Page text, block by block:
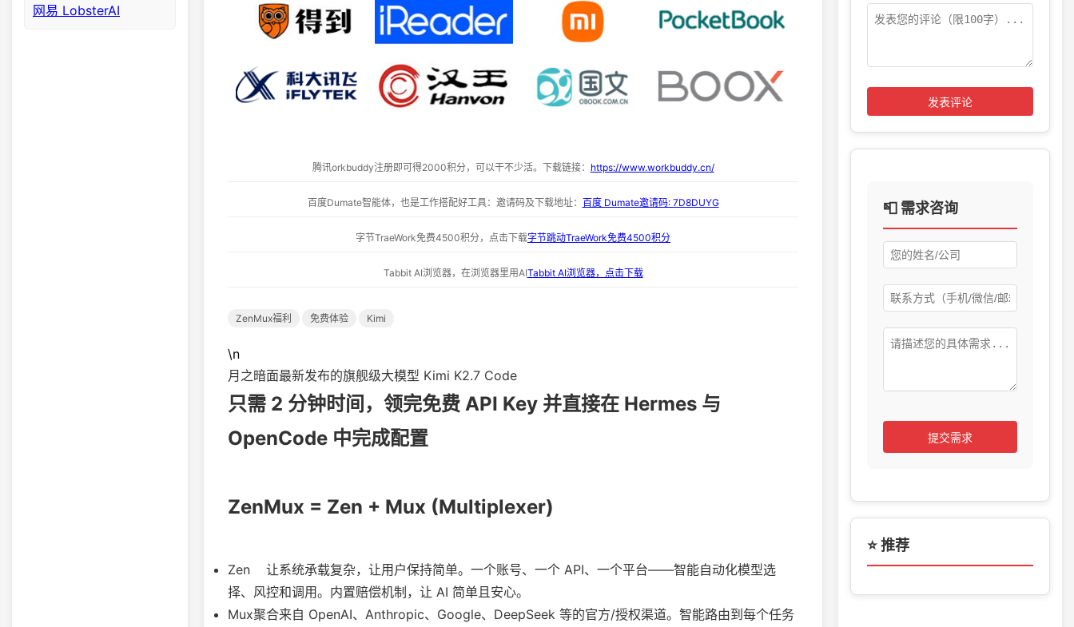
网易 LobsterAI
腾讯orkbuddy注册即可得2000积分，可以干不少活。下载链接： https://www.workbuddy.cn/
百度Dumate智能体，也是工作搭配好工具：邀请码及下载地址： 百度 Dumate邀请码: 7D8DUYG
字节TraeWork免费4500积分，点击下载字节跳动TraeWork免费4500积分
Tabbit AI浏览器，在浏览器里用AITabbit AI浏览器，点击下载
ZenMux福利 免费体验 Kimi
\n
月之暗面最新发布的旗舰级大模型 Kimi K2.7 Code
只需 2 分钟时间，领完免费 API Key 并直接在 Hermes 与
OpenCode 中完成配置
ZenMux = Zen + Mux (Multiplexer)
Zen 让系统承载复杂，让用户保持简单。一个账号、一个 API、一个平台——智能自动化模型选
择、风控和调用。内置赔偿机制，让 AI 简单且安心。
Mux聚合来自 OpenAI、Anthropic、Google、DeepSeek 等的官方/授权渠道。智能路由到每个任务
发表评论
📮 需求咨询
提交需求
⭐ 推荐